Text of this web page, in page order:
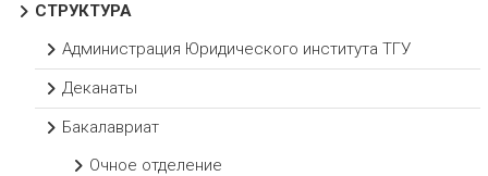
СТРУКТУРА
Администрация Юридического института ТГУ
Деканаты
Бакалавриат
Очное отделение